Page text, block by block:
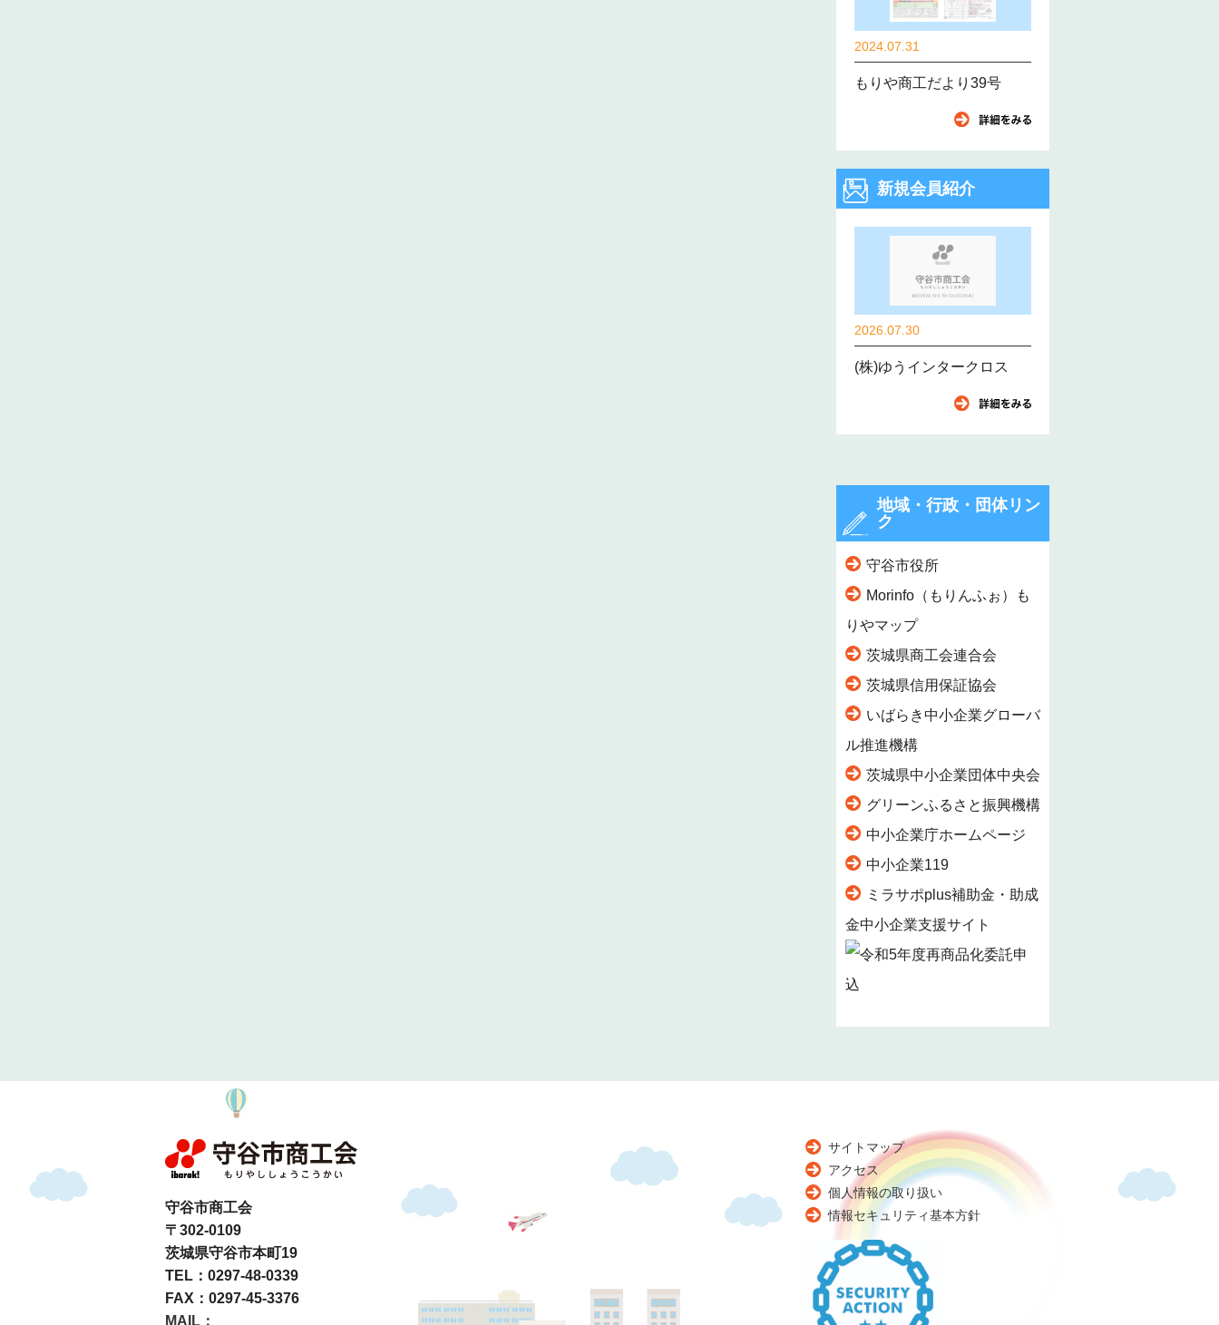
2024.07.31
もりや商工だより39号
新規会員紹介
2026.07.30
(株)ゆうインタークロス
地域・行政・団体リン
ク
守谷市役所
Morinfo（もりんふぉ）も
りやマップ
茨城県商工会連合会
茨城県信用保証協会
いばらき中小企業グローバ
ル推進機構
茨城県中小企業団体中央会
グリーンふるさと振興機構
中小企業庁ホームページ
中小企業119
ミラサポplus補助金・助成
金中小企業支援サイト
守谷市商工会
〒302-0109
茨城県守谷市本町19
TEL：0297-48-0339
FAX：0297-45-3376
MAIL：
サイトマップ
アクセス
個人情報の取り扱い
情報セキュリティ基本方針